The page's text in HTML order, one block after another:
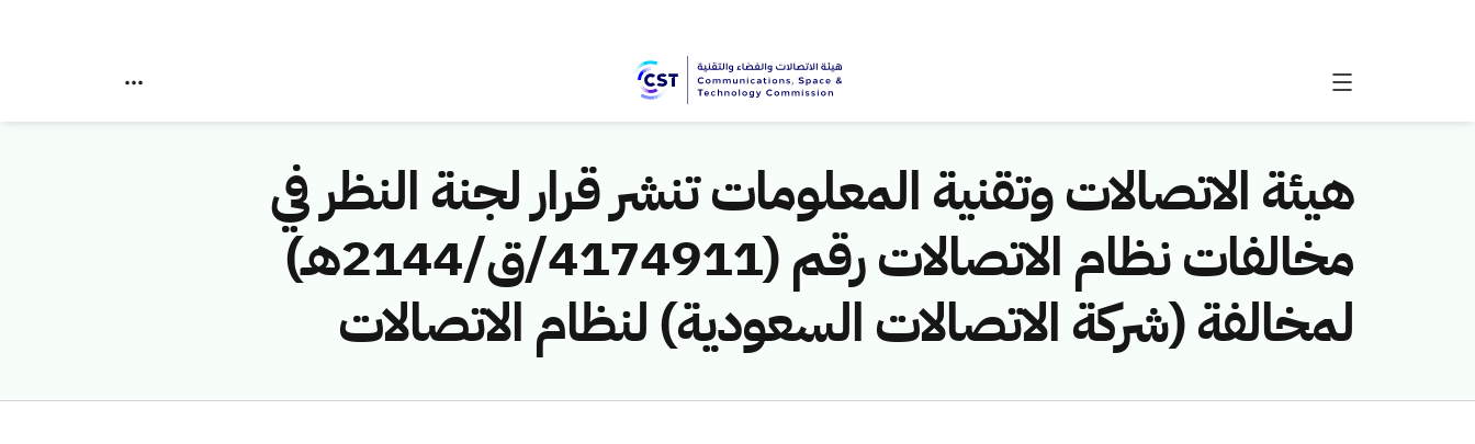
هيئة الاتصالات وتقنية المعلومات تنشر قرار لجنة النظر في
مخالفات نظام الاتصالات رقم (4174911/ق/2144هـ)
لمخالفة (شركة الاتصالات السعودية) لنظام الاتصالات